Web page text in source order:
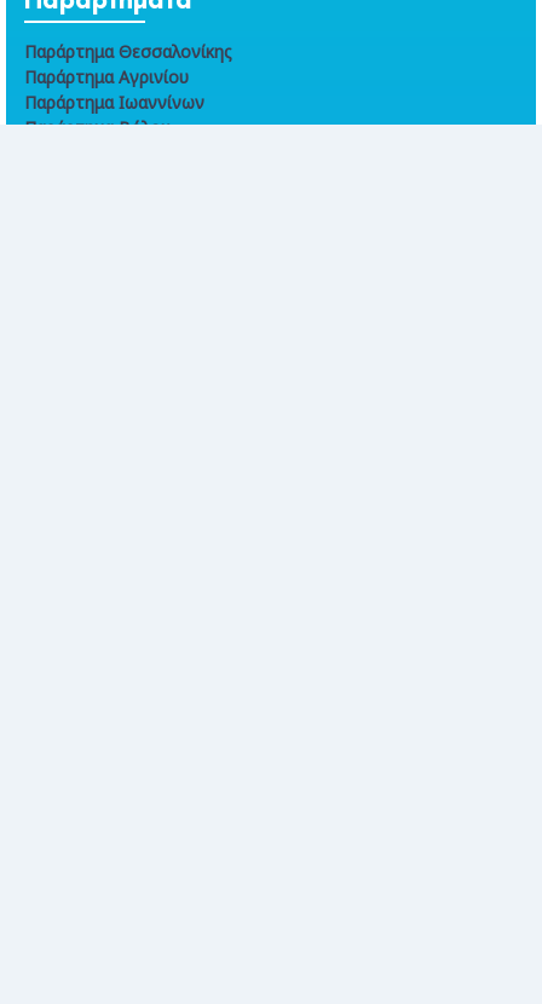
Παράρτημα Θεσσαλονίκης
Παράρτημα Αγρινίου
Παράρτημα Ιωαννίνων
Παράρτημα Βόλου